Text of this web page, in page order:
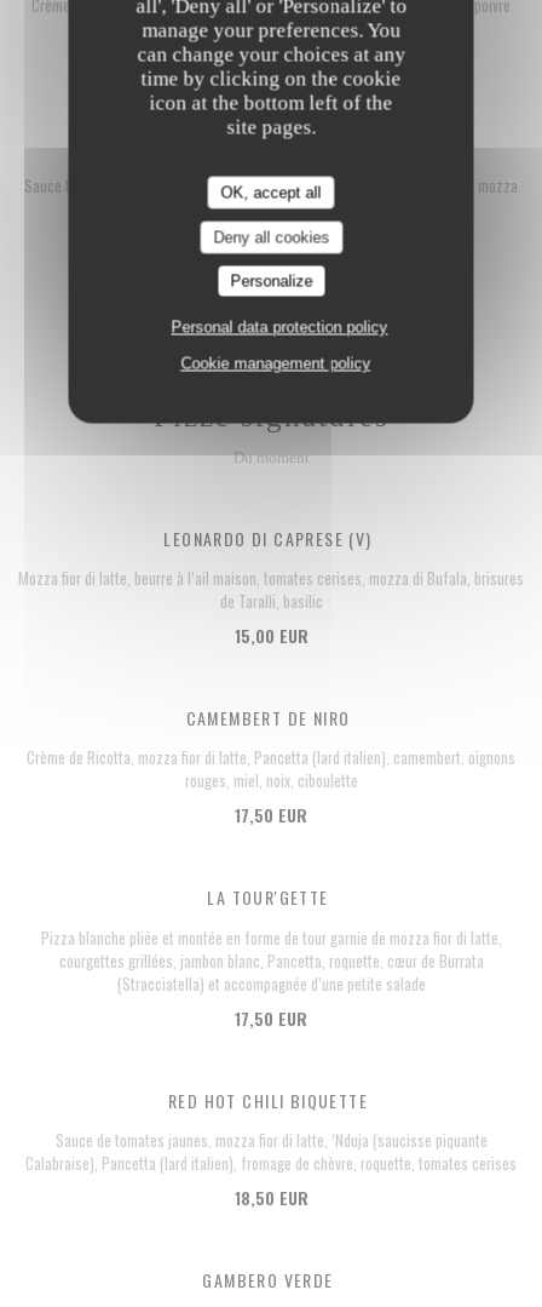
all', 'Deny all' or 'Personalize' to
manage your preferences. You
can change your choices at any
time by clicking on the cookie
icon at the bottom left of the
site pages.
OK, accept all
Deny all cookies
Personalize
Personal data protection policy
Cookie management policy
Crème de Ricotta, mozza fior di latte, Pancetta, Parmigiano, jaune d’œuf, poivre
moulin
17,00 EUR
PARMA & BUFALA
Sauce tomate San Marzano, mozza fior di latte, jambon de Parme 24 mois, mozza
di Bufala, basilic
18,50 EUR
Pizze signatures
Du moment
LEONARDO DI CAPRESE (V)
Mozza fior di latte, beurre à l’ail maison, tomates cerises, mozza di Bufala, brisures
de Taralli, basilic
15,00 EUR
CAMEMBERT DE NIRO
Crème de Ricotta, mozza fior di latte, Pancetta (lard italien), camembert, oignons
rouges, miel, noix, ciboulette
17,50 EUR
LA TOUR'GETTE
Pizza blanche pliée et montée en forme de tour garnie de mozza fior di latte,
courgettes grillées, jambon blanc, Pancetta, roquette, cœur de Burrata
(Stracciatella) et accompagnée d’une petite salade
17,50 EUR
RED HOT CHILI BIQUETTE
Sauce de tomates jaunes, mozza fior di latte, ’Nduja (saucisse piquante
Calabraise), Pancetta (lard italien), fromage de chèvre, roquette, tomates cerises
18,50 EUR
GAMBERO VERDE